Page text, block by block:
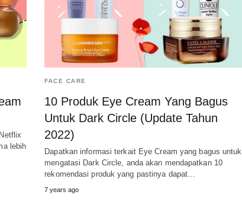
lebih
FACE CARE
10 Produk Eye Cream Yang Bagus
Untuk Dark Circle (Update Tahun
2022)
Dapatkan informasi terkait Eye Cream yang bagus untuk
mengatasi Dark Circle, anda akan mendapatkan 10
rekomendasi produk yang pastinya dapat…
7 years ago